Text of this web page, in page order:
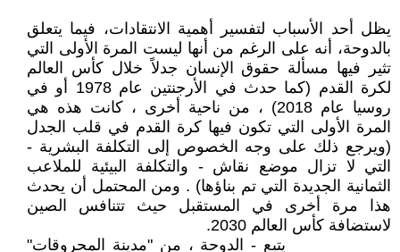
يظل أحد الأسباب لتفسير أهمية الانتقادات، فيما يتعلق
بالدوحة، أنه على الرغم من أنها ليست المرة الأولى التي
تثير فيها مسألة حقوق الإنسان جدلاً خلال كأس العالم
لكرة القدم (كما حدث في الأرجنتين عام 1978 أو في
روسيا عام 2018) ، من ناحية أخرى ، كانت هذه هي
المرة الأولى التي تكون فيها كرة القدم في قلب الجدل
(ويرجع ذلك على وجه الخصوص إلى التكلفة البشرية -
التي لا تزال موضع نقاش - والتكلفة البيئية للملاعب
الثمانية الجديدة التي تم بناؤها) . ومن المحتمل أن يحدث
هذا مرة أخرى في المستقبل حيث تتنافس الصين
لاستضافة كأس العالم 2030.
___________ يتبع - الدوحة ، من "مدينة المحروقات"